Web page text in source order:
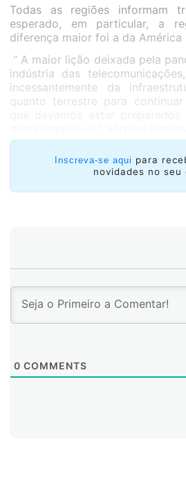
Todas as regiões informam
esperado, em particular, a
diferença maior foi a da América
“ A maior lição deixada pela
indústria das
incessantemente da
quanto terrestre para
Inscreva-se aqui para
novidades no seu
0 COMMENTS